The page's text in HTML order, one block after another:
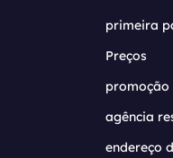
primeira
Preços
promoção
agência
endereço